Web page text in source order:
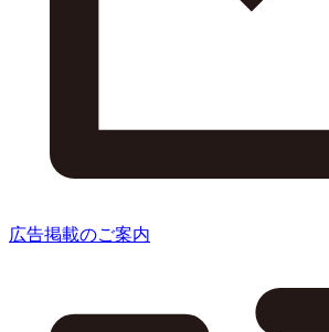
広告掲載のご案内